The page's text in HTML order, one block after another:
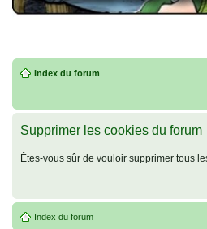
Index du forum
Supprimer les cookies du forum
Êtes-vous sûr de vouloir supprimer tous
Index du forum